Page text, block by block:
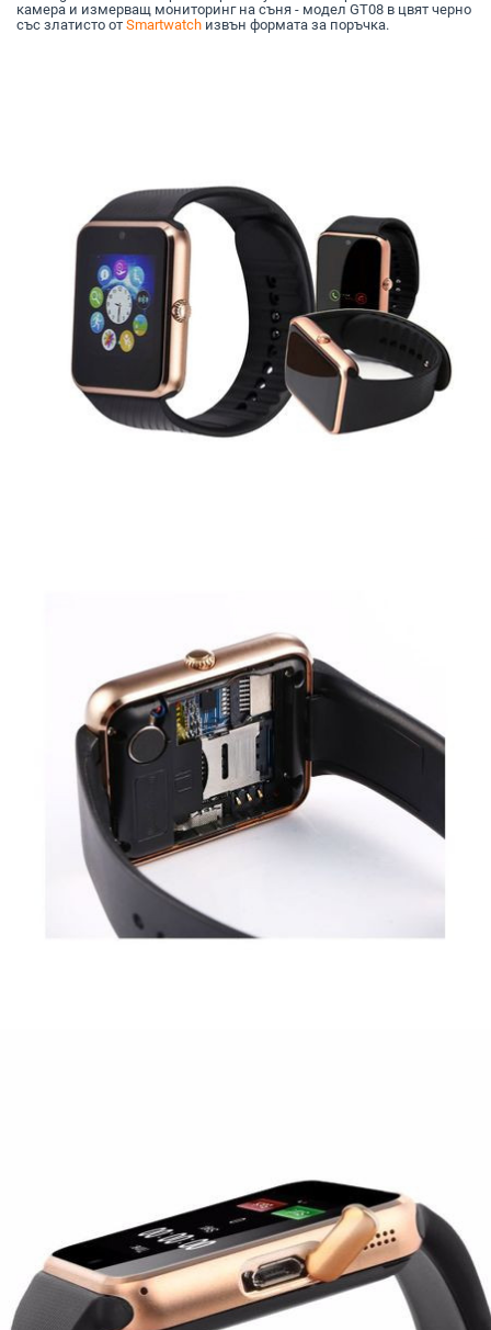
камера и измерващ мониторинг на съня - модел GT08 в цвят черно
със златисто от Smartwatch извън формата за поръчка.